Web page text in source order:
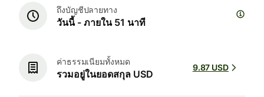
ถึงบัญชีปลายทาง
วันนี้ - ภายใน 51 นาที
ค่าธรรมเนียมทั้งหมด
รวมอยู่ในยอดสกุล USD
9.87 USD